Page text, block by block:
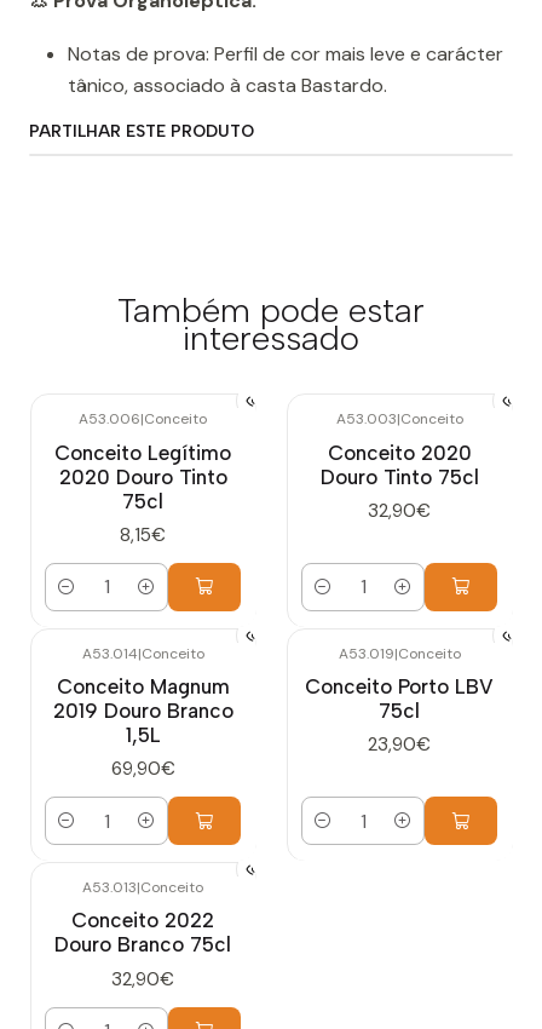
Notas de prova: Perfil de cor mais leve e carácter
tânico, associado à casta Bastardo.
PARTILHAR ESTE PRODUTO
Também pode estar
interessado
A53.006|Conceito
Conceito Legítimo
2020 Douro Tinto
75cl
8,15€
Quantidade
A53.003|Conceito
Conceito 2020
Douro Tinto 75cl
32,90€
Quantidade
A53.014|Conceito
Conceito Magnum
2019 Douro Branco
1,5L
69,90€
Quantidade
A53.019|Conceito
Conceito Porto LBV
75cl
23,90€
Quantidade
A53.013|Conceito
Conceito 2022
Douro Branco 75cl
32,90€